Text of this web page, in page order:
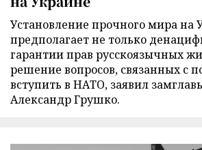
Установление прочного мира на
предполагает не только
гарантии прав русскоязычных
решение вопросов, связанных с
вступить в НАТО, заявил
Александр Грушко.